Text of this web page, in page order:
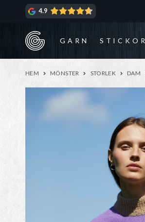
4.9
GARN STICKOR
HEM MÖNSTER STORLEK DAM